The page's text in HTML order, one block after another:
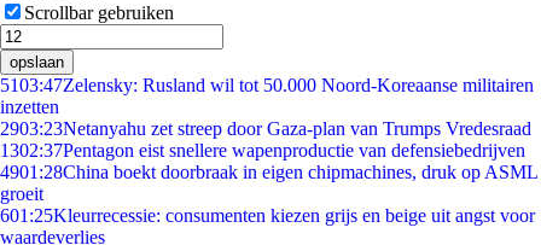
Scrollbar gebruiken
opslaan
5103:47Zelensky: Rusland wil tot 50.000 Noord-Koreaanse militairen
inzetten
2903:23Netanyahu zet streep door Gaza-plan van Trumps Vredesraad
1302:37Pentagon eist snellere wapenproductie van defensiebedrijven
4901:28China boekt doorbraak in eigen chipmachines, druk op ASML
groeit
601:25Kleurrecessie: consumenten kiezen grijs en beige uit angst voor
waardeverlies